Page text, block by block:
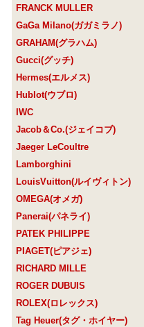
FRANCK MULLER
GaGa Milano(ガガミラノ)
GRAHAM(グラハム)
Gucci(グッチ)
Hermes(エルメス)
Hublot(ウブロ)
IWC
Jacob＆Co.(ジェイコブ)
Jaeger LeCoultre
Lamborghini
LouisVuitton(ルイヴィトン)
OMEGA(オメガ)
Panerai(パネライ)
PATEK PHILIPPE
PIAGET(ピアジェ)
RICHARD MILLE
ROGER DUBUIS
ROLEX(ロレックス)
Tag Heuer(タグ・ホイヤー)